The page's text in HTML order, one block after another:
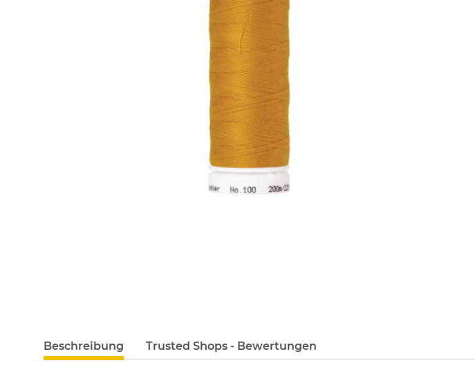
Beschreibung Trusted Shops - Bewertungen